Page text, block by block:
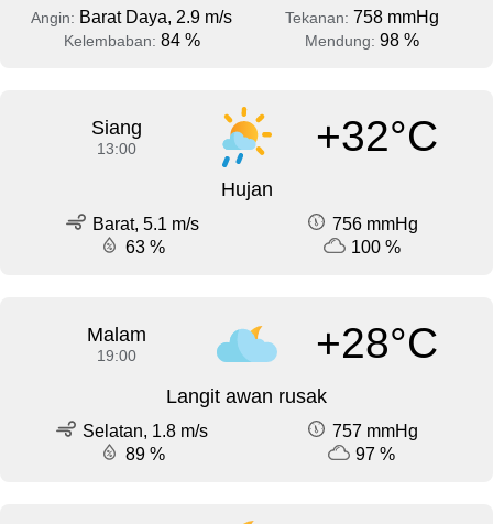
Angin: Barat Daya, 2.9 m/s Tekanan: 758 mmHg
Kelembaban: 84 % Mendung: 98 %
Siang
13:00 +32°C
Hujan
Barat, 5.1 m/s
756 mmHg
63 %
100 %
Malam
19:00 +28°C
Langit awan rusak
Selatan, 1.8 m/s
757 mmHg
89 %
97 %